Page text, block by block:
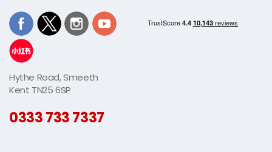
Hythe Road, Smeeth
Kent TN25 6SP
0333 733 7337